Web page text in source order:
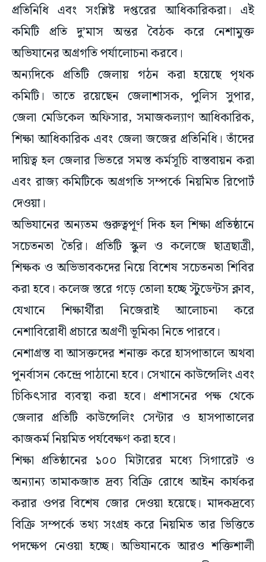
প্রতিনিধি এবং সংশ্লিষ্ট দপ্তরের আধিকারিকরা। এই
কমিটি প্রতি দু’মাস অন্তর বৈঠক করে নেশামুক্ত
অভিযানের অগ্রগতি পর্যালোচনা করবে।
অন্যদিকে প্রতিটি জেলায় গঠন করা হয়েছে পৃথক
কমিটি। তাতে রয়েছেন জেলাশাসক, পুলিস সুপার,
জেলা মেডিকেল অফিসার, সমাজকল্যাণ আধিকারিক,
শিক্ষা আধিকারিক এবং জেলা জজের প্রতিনিধি। তাঁদের
দায়িত্ব হল জেলার ভিতরে সমস্ত কর্মসূচি বাস্তবায়ন করা
এবং রাজ্য কমিটিকে অগ্রগতি সম্পর্কে নিয়মিত রিপোর্ট
দেওয়া।
অভিযানের অন্যতম গুরুত্বপূর্ণ দিক হল শিক্ষা প্রতিষ্ঠানে
সচেতনতা তৈরি। প্রতিটি স্কুল ও কলেজে ছাত্রছাত্রী,
শিক্ষক ও অভিভাবকদের নিয়ে বিশেষ সচেতনতা শিবির
করা হবে। কলেজ স্তরে গড়ে তোলা হচ্ছে স্টুডেন্টস ক্লাব,
যেখানে শিক্ষার্থীরা নিজেরাই আলোচনা করে
নেশাবিরোধী প্রচারে অগ্রণী ভূমিকা নিতে পারবে।
নেশাগ্রস্ত বা আসক্তদের শনাক্ত করে হাসপাতালে অথবা
পুনর্বাসন কেন্দ্রে পাঠানো হবে। সেখানে কাউন্সেলিং এবং
চিকিৎসার ব্যবস্থা করা হবে। প্রশাসনের পক্ষ থেকে
জেলার প্রতিটি কাউন্সেলিং সেন্টার ও হাসপাতালের
কাজকর্ম নিয়মিত পর্যবেক্ষণ করা হবে।
শিক্ষা প্রতিষ্ঠানের ১০০ মিটারের মধ্যে সিগারেট ও
অন্যান্য তামাকজাত দ্রব্য বিক্রি রোধে আইন কার্যকর
করার ওপর বিশেষ জোর দেওয়া হয়েছে। মাদকদ্রব্যে
বিক্রি সম্পর্কে তথ্য সংগ্রহ করে নিয়মিত তার ভিত্তিতে
পদক্ষেপ নেওয়া হচ্ছে। অভিযানকে আরও শক্তিশালী